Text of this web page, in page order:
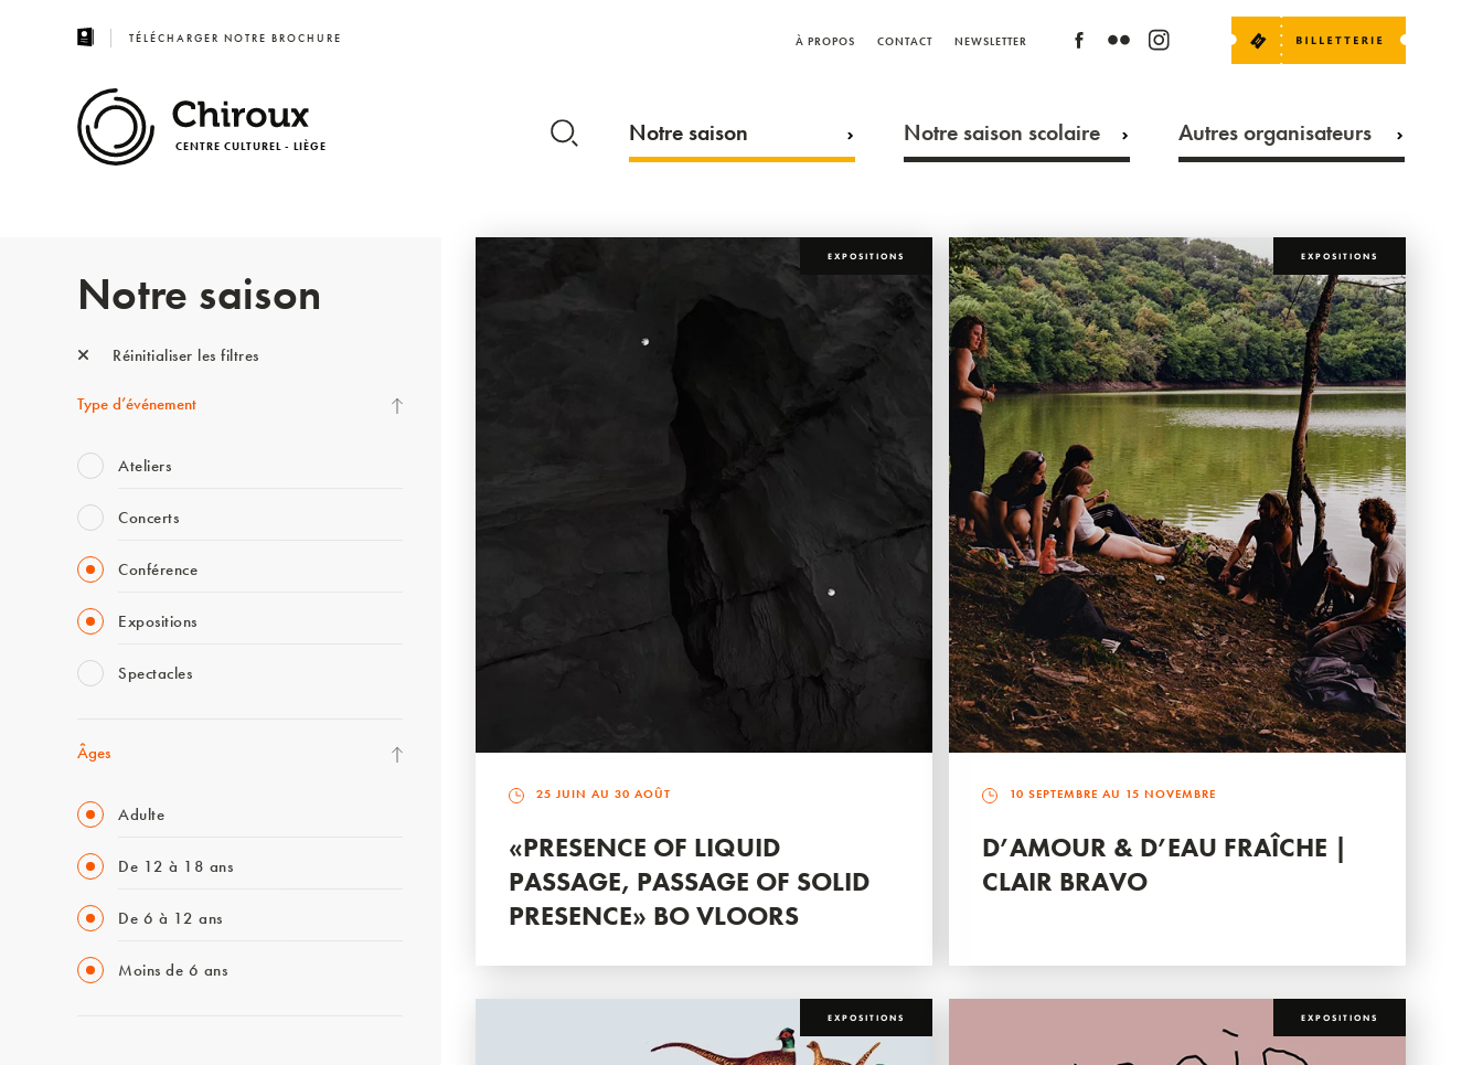
TÉLÉCHARGER NOTRE BROCHURE À PROPOS CONTACT NEWSLETTER
CENTRE CULTUREL - LIÈGE Notre saison Notre saison scolaire Autres organisateurs
Notre saison
Réinitialiser les filtres
Type d’événement
Ateliers
Concerts
Conférence
Expositions
Spectacles
Âges
Adulte
De 12 à 18 ans
De 6 à 12 ans
Moins de 6 ans
EXPOSITIONS
25 JUIN AU 30 AOÛT
«PRESENCE OF LIQUID
PASSAGE, PASSAGE OF SOLID
PRESENCE» BO VLOORS
EXPOSITIONS
10 SEPTEMBRE AU 15 NOVEMBRE
D’AMOUR & D’EAU FRAÎCHE |
CLAIR BRAVO
EXPOSITIONS EXPOSITIONS